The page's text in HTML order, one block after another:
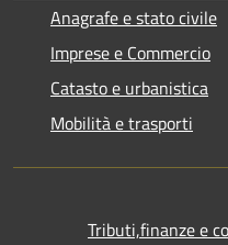
Anagrafe e stato civile
Imprese e Commercio
Catasto e urbanistica
Mobilità e trasporti
Tributi,finanze e